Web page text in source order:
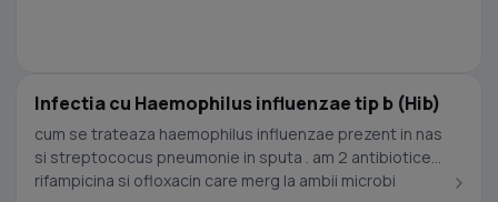
Infectia cu Haemophilus influenzae tip b (Hib)
cum se trateaza haemophilus influenzae prezent in nas
si streptococus pneumonie in sputa . am 2 antibiotice
rifampicina si ofloxacin care merg la ambii microbi